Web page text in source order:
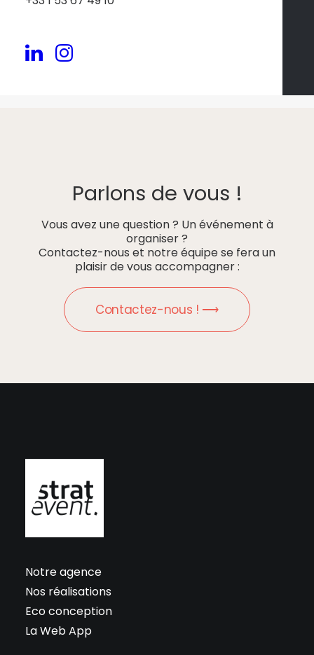
Parlons de vous !
Vous avez une question ? Un événement à
organiser ?
Contactez-nous et notre équipe se fera un
plaisir de vous accompagner :
Contactez-nous ! ⟶
Notre agence
Nos réalisations
Eco conception
La Web App